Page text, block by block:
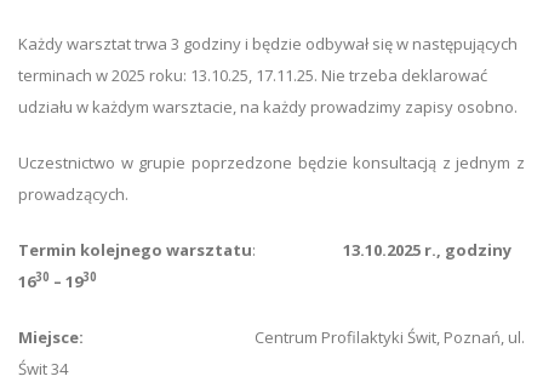
Każdy warsztat trwa 3 godziny i będzie odbywał się w następujących
terminach w 2025 roku: 13.10.25, 17.11.25. Nie trzeba deklarować
udziału w każdym warsztacie, na każdy prowadzimy zapisy osobno.
Uczestnictwo w grupie poprzedzone będzie konsultacją z jednym z
prowadzących.
Termin kolejnego warsztatu:
13.10.2025 r., godziny
1630 – 1930
Miejsce: Centrum Profilaktyki Świt, Poznań, ul.
Świt 34